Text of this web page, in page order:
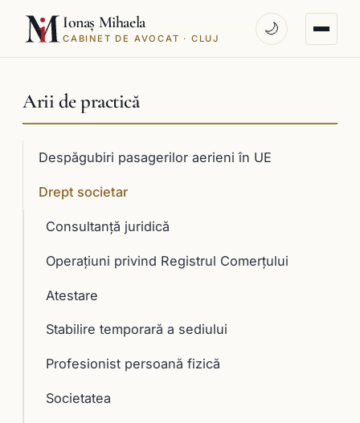
Ionaș Mihaela
CABINET DE AVOCAT · CLUJ
🌙
Arii de practică
Despăgubiri pasagerilor aerieni în UE
Drept societar
Consultanţă juridică
Operaţiuni privind Registrul Comerţului
Atestare
Stabilire temporară a sediului
Profesionist persoană fizică
Societatea